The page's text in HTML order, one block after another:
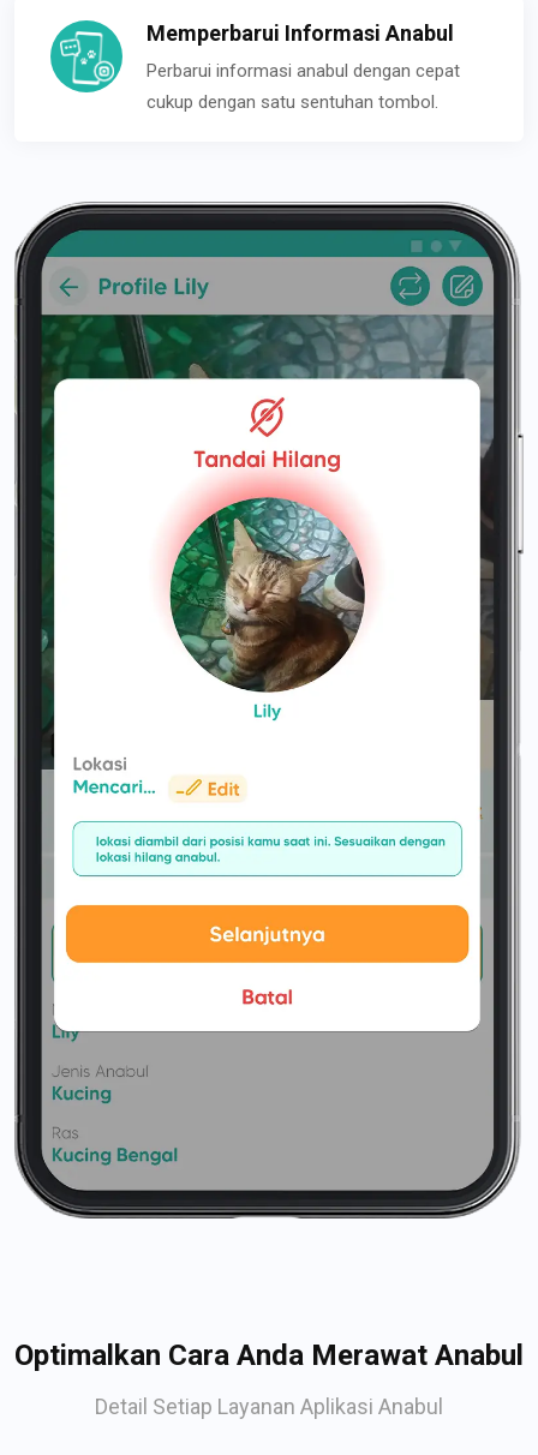
Memperbarui Informasi Anabul
Perbarui informasi anabul dengan cepat
cukup dengan satu sentuhan tombol.
Optimalkan Cara Anda Merawat Anabul
Detail Setiap Layanan Aplikasi Anabul